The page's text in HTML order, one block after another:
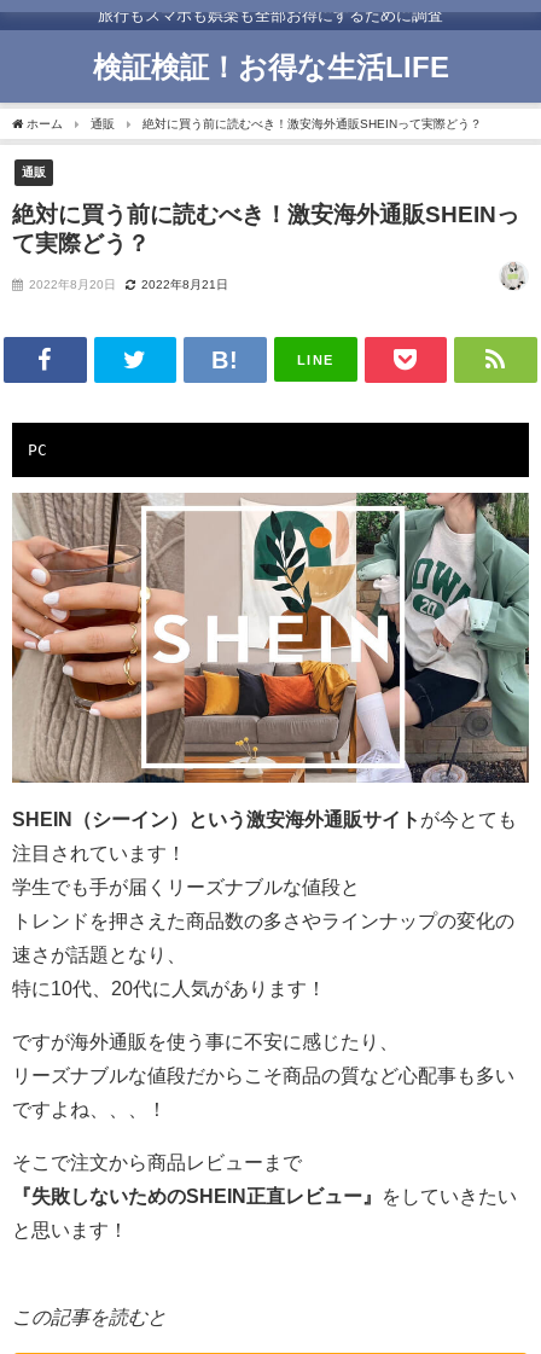
旅行もスマホも娯楽も全部お得にするために調査
検証検証！お得な生活LIFE
ホーム 通販 絶対に買う前に読むべき！激安海外通販SHEINって実際どう？
通販
絶対に買う前に読むべき！激安海外通販SHEINっ
て実際どう？
2022年8月20日 2022年8月21日
LINE
PC
SHEIN（シーイン）という激安海外通販サイト が今とても
注目されています！
学生でも手が届くリーズナブルな値段と
トレンドを押さえた商品数の多さやラインナップの変化の
速さが話題となり、
特に10代、20代に人気があります！
ですが海外通販を使う事に不安に感じたり、
リーズナブルな値段だからこそ商品の質など心配事も多い
ですよね、、、！
そこで注文から商品レビューまで
『失敗しないためのSHEIN正直レビュー』
をしていきたい
と思います！
この記事を読むと